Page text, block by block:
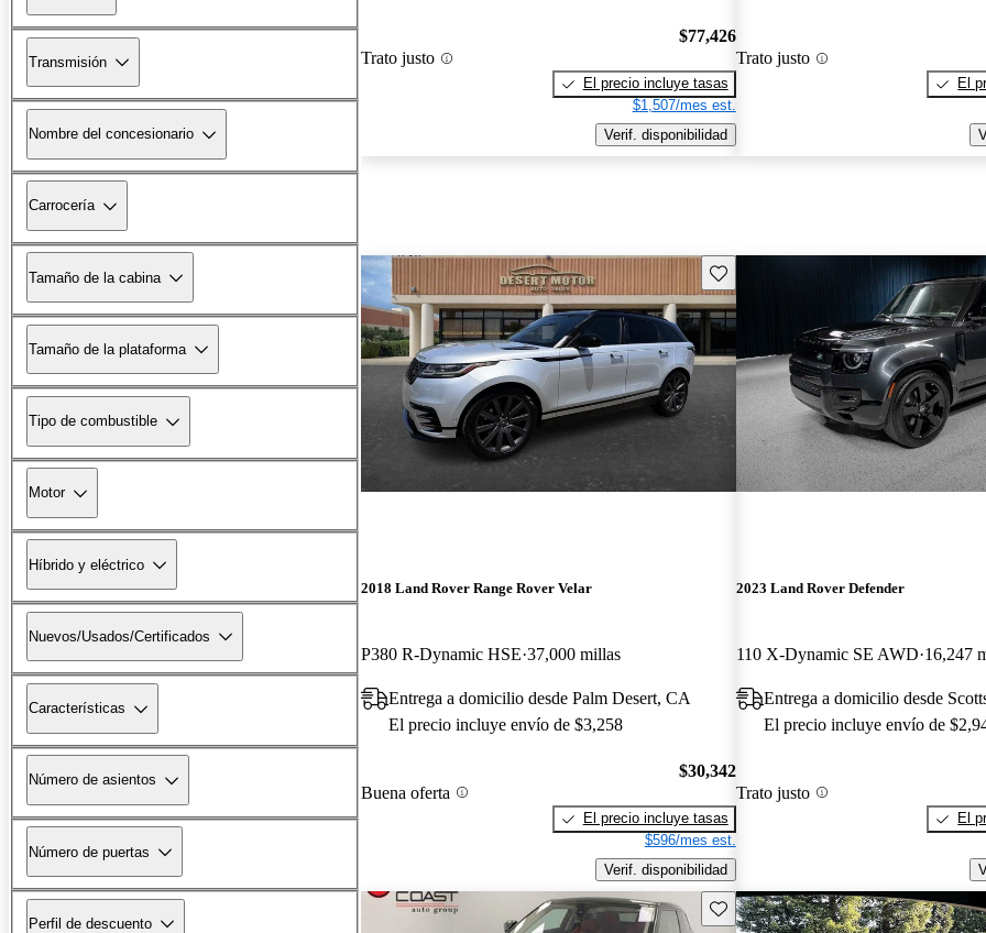
Transmisión
Nombre del concesionario
Carrocería
Tamaño de la cabina
Tamaño de la plataforma
Tipo de combustible
Motor
Híbrido y eléctrico
Nuevos/Usados/Certificados
Características
Número de asientos
Número de puertas
Perfil de descuento
Trato justo
$77,426
El precio incluye tasas
$1,507/mes est.
Verif. disponibilidad
Trato justo
El
Guarda este Aviso
2018 Land Rover Range Rover Velar
P380 R-Dynamic HSE 37,000 millas
Entrega a domicilio desde Palm Desert, CA
El precio incluye envío de $3,258
Buena oferta
$30,342
El precio incluye tasas
$596/mes est.
Verif. disponibilidad
2023 Land Rover Defender
110 X-Dynamic SE AWD 16,247
Entrega a domicilio desde
El precio incluye envío de
Trato justo
El
Guarda este Aviso